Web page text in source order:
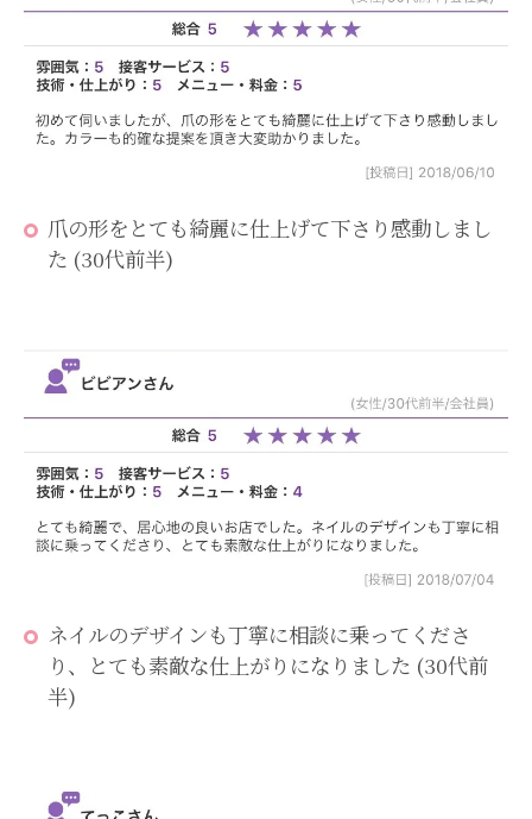
爪の形をとても綺麗に仕上げて下さり感動しまし
た (30代前半)
ネイルのデザインも丁寧に相談に乗ってくださ
り、とても素敵な仕上がりになりました (30代前
半)